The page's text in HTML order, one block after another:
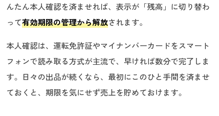
んたん本人確認を済ませれば、表示が「残高」に切り替わ
って有効期限の管理から解放されます。
本人確認は、運転免許証やマイナンバーカードをスマート
フォンで読み取る方式が主流で、早ければ数分で完了しま
す。日々の出品が続くなら、最初にこのひと手間を済ませ
ておくと、期限を気にせず売上を貯めておけます。